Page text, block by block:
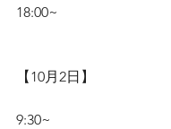
18:00~
【10月2日】
9:30~